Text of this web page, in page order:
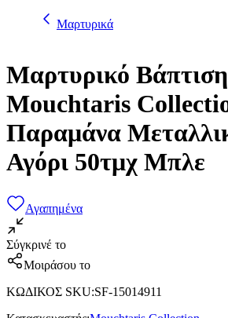
Μαρτυρικά
Μαρτυρικό
Mouchtaris
Παραμάνα
Αγόρι 50τμχ Μπλε
Αγαπημένα
Σύγκρινέ το
Μοιράσου το
ΚΩΔΙΚΟΣ SKU:SF-15014911